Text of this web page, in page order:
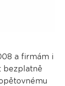
a firmám i
bezplatně